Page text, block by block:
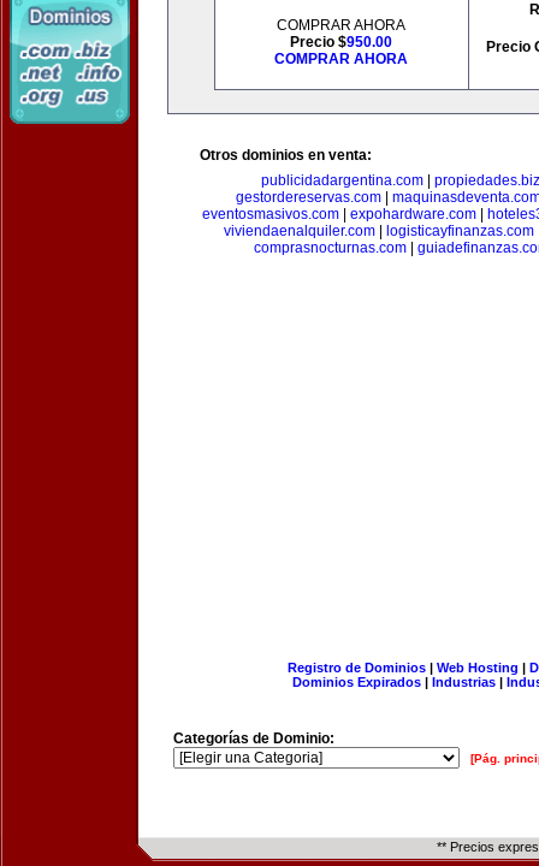
COMPRAR AHORA
Precio $950.00
COMPRAR AHORA
Precio
Otros dominios en venta:
publicidadargentina.com| propiedades.biz
gestordereservas.com|
eventosmasivos.com
expohardware.com
viviendaenalquiler.com
logisticayfinanzas.com
comprasnocturnas.com
Registro de Dominios| Web Hosting |
Dominios Expirados | Industrias |
Categorías de Dominio:
[Pág.
** Precios